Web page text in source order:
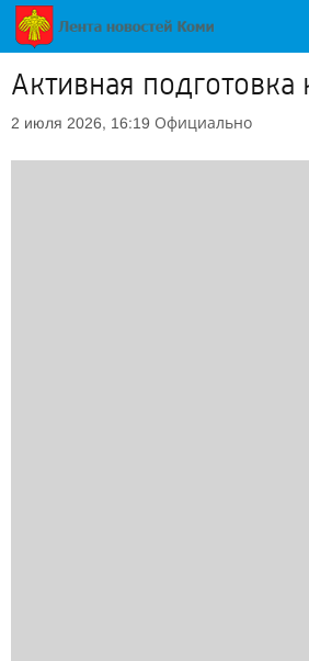
Активная
2 июля 2026, 16:19 Официально